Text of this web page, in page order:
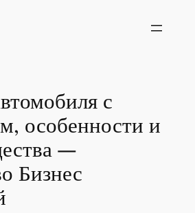
с
особенности и
—
Бизнес